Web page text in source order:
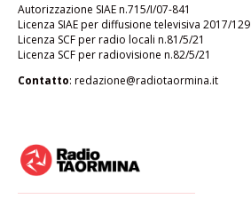
Autorizzazione SIAE n.715/I/07-841
Licenza SIAE per diffusione televisiva 2017/129
Licenza SCF per radio locali n.81/5/21
Licenza SCF per radiovisione n.82/5/21
Contatto: redazione@radiotaormina.it